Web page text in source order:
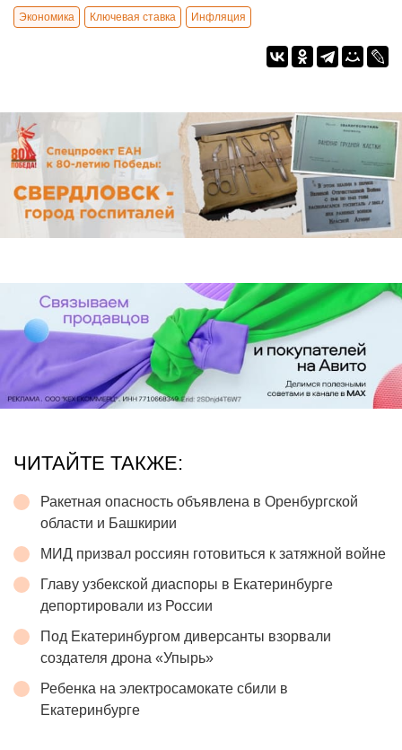
Экономика Ключевая ставка Инфляция
ЧИТАЙТЕ ТАКЖЕ:
Ракетная опасность объявлена в Оренбургской
области и Башкирии
МИД призвал россиян готовиться к затяжной войне
Главу узбекской диаспоры в Екатеринбурге
депортировали из России
Под Екатеринбургом диверсанты взорвали
создателя дрона «Упырь»
Ребенка на электросамокате сбили в
Екатеринбурге